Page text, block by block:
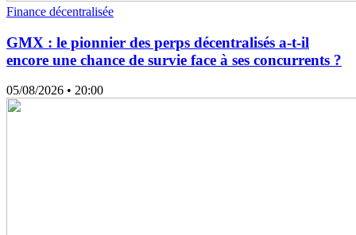
Finance décentralisée
GMX : le pionnier des perps décentralisés a-t-il
encore une chance de survie face à ses concurrents ?
05/08/2026 • 20:00